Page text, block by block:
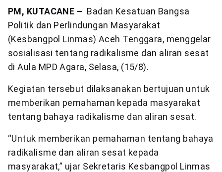
PM, KUTACANE – Badan Kesatuan Bangsa
Politik dan Perlindungan Masyarakat
(Kesbangpol Linmas) Aceh Tenggara, menggelar
sosialisasi tentang radikalisme dan aliran sesat
di Aula MPD Agara, Selasa, (15/8).
Kegiatan tersebut dilaksanakan bertujuan untuk
memberikan pemahaman kepada masyarakat
tentang bahaya radikalisme dan aliran sesat.
“Untuk memberikan pemahaman tentang bahaya
radikalisme dan aliran sesat kepada
masyarakat,” ujar Sekretaris Kesbangpol Linmas